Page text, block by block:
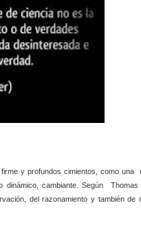
y profundos cimientos, como una
cambiante. Según Thomas
del razonamiento y también de